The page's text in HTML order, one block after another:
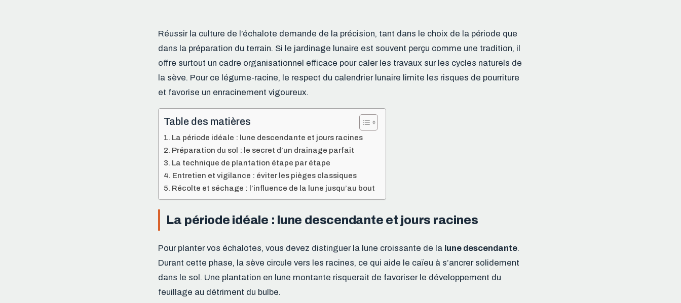
Réussir la culture de l’échalote demande de la précision, tant dans le choix de la période que
dans la préparation du terrain. Si le jardinage lunaire est souvent perçu comme une tradition, il
offre surtout un cadre organisationnel efficace pour caler les travaux sur les cycles naturels de
la sève. Pour ce légume-racine, le respect du calendrier lunaire limite les risques de pourriture
et favorise un enracinement vigoureux.
Table des matières
La période idéale : lune descendante et jours racines
Préparation du sol : le secret d’un drainage parfait
La technique de plantation étape par étape
Entretien et vigilance : éviter les pièges classiques
Récolte et séchage : l’influence de la lune jusqu’au bout
La période idéale : lune descendante et jours racines
Pour planter vos échalotes, vous devez distinguer la lune croissante de la lune descendante.
Durant cette phase, la sève circule vers les racines, ce qui aide le caïeu à s’ancrer solidement
dans le sol. Une plantation en lune montante risquerait de favoriser le développement du
feuillage au détriment du bulbe.